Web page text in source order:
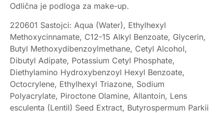
Odlična je podloga za make-up.
220601 Sastojci: Aqua (Water), Ethylhexyl
Methoxycinnamate, C12-15 Alkyl Benzoate, Glycerin,
Butyl Methoxydibenzoylmethane, Cetyl Alcohol,
Dibutyl Adipate, Potassium Cetyl Phosphate,
Diethylamino Hydroxybenzoyl Hexyl Benzoate,
Octocrylene, Ethylhexyl Triazone, Sodium
Polyacrylate, Piroctone Olamine, Allantoin, Lens
esculenta (Lentil) Seed Extract, Butyrospermum Parkii